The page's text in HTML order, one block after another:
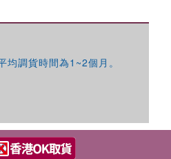
調貨時間為1~2個月。